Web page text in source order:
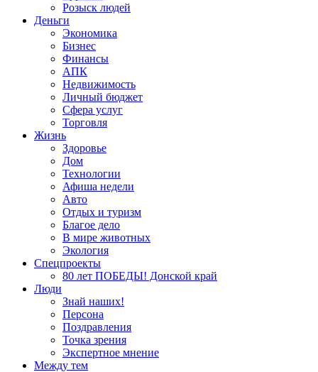
Розыск людей
Деньги
Экономика
Бизнес
Финансы
АПК
Недвижимость
Личный бюджет
Сфера услуг
Торговля
Жизнь
Здоровье
Дом
Технологии
Афиша недели
Авто
Отдых и туризм
Благое дело
В мире животных
Экология
Спецпроекты
80 лет ПОБЕДЫ! Донской край
Люди
Знай наших!
Персона
Поздравления
Точка зрения
Экспертное мнение
Между тем